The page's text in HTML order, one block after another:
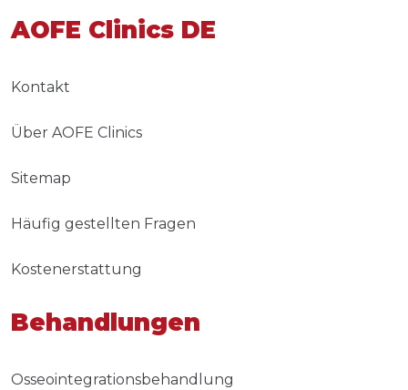
AOFE Clinics DE
Kontakt
Über AOFE Clinics
Sitemap
Häufig gestellten Fragen
Kostenerstattung
Behandlungen
Osseointegrationsbehandlung